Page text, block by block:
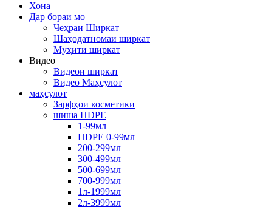
Хона
Дар бораи мо
Чеҳраи Ширкат
Шаҳодатномаи ширкат
Муҳити ширкат
Видео
Видеои ширкат
Видео Маҳсулот
маҳсулот
Зарфҳои косметикӣ
шиша HDPE
1-99мл
HDPE 0-99мл
200-299мл
300-499мл
500-699мл
700-999мл
1л-1999мл
2л-3999мл